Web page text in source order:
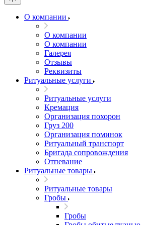
О компании
О компании
О компании
Галерея
Отзывы
Реквизиты
Ритуальные услуги
Ритуальные услуги
Кремация
Организация похорон
Груз 200
Организация поминок
Ритуальный транспорт
Бригада сопровождения
Отпевание
Ритуальные товары
Ритуальные товары
Гробы
Гробы